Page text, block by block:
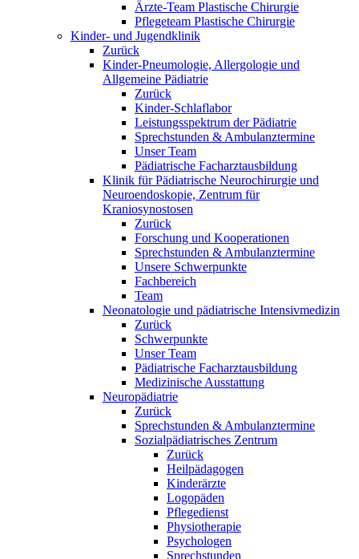
Ärzte-Team Plastische Chirurgie
Pflegeteam Plastische Chirurgie
Kinder- und Jugendklinik
Zurück
Kinder-Pneumologie, Allergologie und
Allgemeine Pädiatrie
Zurück
Kinder-Schlaflabor
Leistungsspektrum der Pädiatrie
Sprechstunden & Ambulanztermine
Unser Team
Pädiatrische Facharztausbildung
Klinik für Pädiatrische Neurochirurgie und
Neuroendoskopie, Zentrum für
Kraniosynostosen
Zurück
Forschung und Kooperationen
Sprechstunden & Ambulanztermine
Unsere Schwerpunkte
Fachbereich
Team
Neonatologie und pädiatrische Intensivmedizin
Zurück
Schwerpunkte
Unser Team
Pädiatrische Facharztausbildung
Medizinische Ausstattung
Neuropädiatrie
Zurück
Sprechstunden & Ambulanztermine
Sozialpädiatrisches Zentrum
Zurück
Heilpädagogen
Kinderärzte
Logopäden
Pflegedienst
Physiotherapie
Psychologen
Sprechstunden